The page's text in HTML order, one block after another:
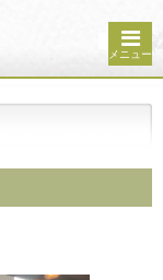
メニュー